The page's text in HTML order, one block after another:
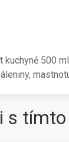
kuchyně 500
s